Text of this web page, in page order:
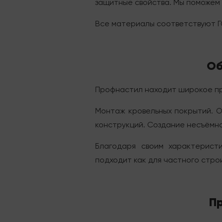
защитные свойства. Мы поможем
Все материалы соответствуют
Профнастил находит широкое
Монтаж кровельных покрытий.
конструкций. Создание
Благодаря своим
подходит как для частного